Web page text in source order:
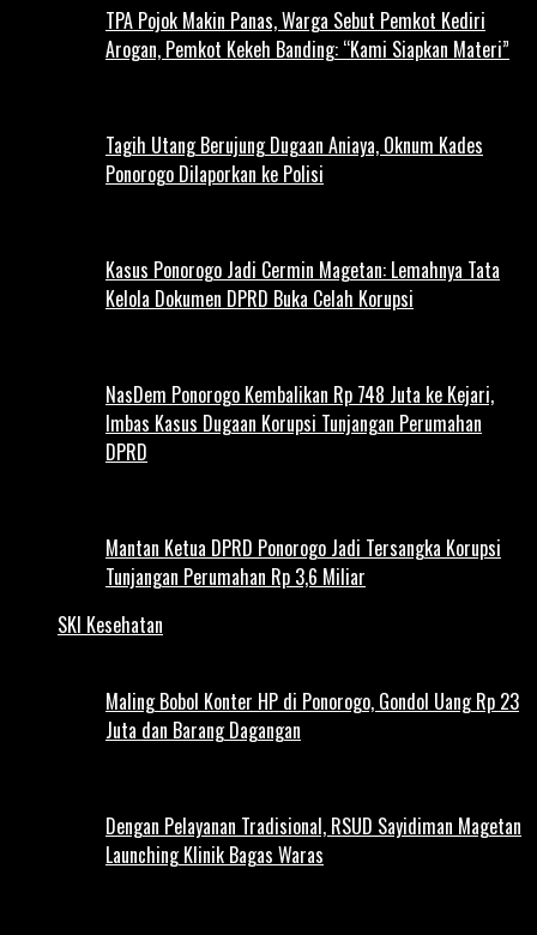
TPA Pojok Makin Panas, Warga Sebut Pemkot Kediri
Arogan, Pemkot Kekeh Banding: “Kami Siapkan Materi”
Tagih Utang Berujung Dugaan Aniaya, Oknum Kades
Ponorogo Dilaporkan ke Polisi
Kasus Ponorogo Jadi Cermin Magetan: Lemahnya Tata
Kelola Dokumen DPRD Buka Celah Korupsi
NasDem Ponorogo Kembalikan Rp 748 Juta ke Kejari,
Imbas Kasus Dugaan Korupsi Tunjangan Perumahan
DPRD
Mantan Ketua DPRD Ponorogo Jadi Tersangka Korupsi
Tunjangan Perumahan Rp 3,6 Miliar
SKI Kesehatan
Maling Bobol Konter HP di Ponorogo, Gondol Uang Rp 23
Juta dan Barang Dagangan
Dengan Pelayanan Tradisional, RSUD Sayidiman Magetan
Launching Klinik Bagas Waras